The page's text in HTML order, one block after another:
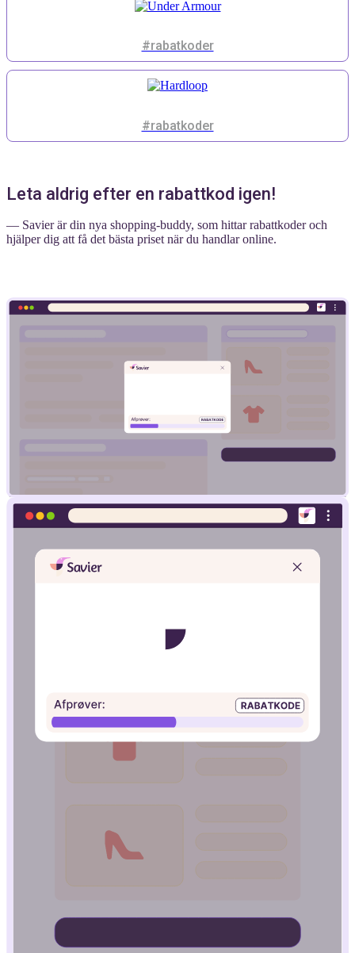
#rabatkoder
#rabatkoder
Leta aldrig efter en rabattkod igen!
— Savier är din nya shopping-buddy, som hittar rabattkoder och
hjälper dig att få det bästa priset när du handlar online.